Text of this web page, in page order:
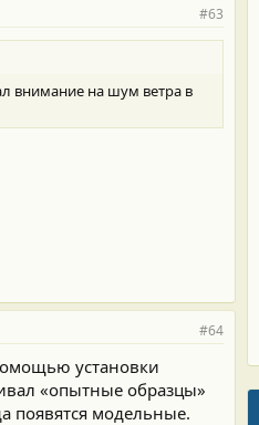
#63
внимание на шум ветра в
#64
установки
«опытные образцы»
появятся модельные.